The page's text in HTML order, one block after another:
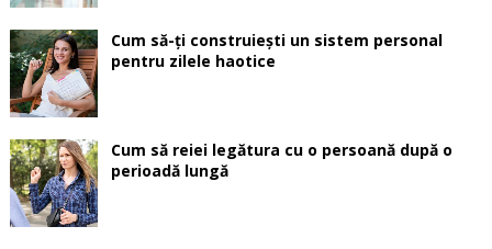
Cum să-ți construiești un sistem personal
pentru zilele haotice
Cum să reiei legătura cu o persoană după o
perioadă lungă